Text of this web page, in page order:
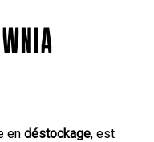
en déstockage, est